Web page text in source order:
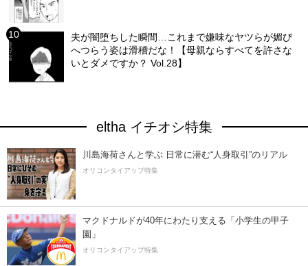
夫が闇堕ちした瞬間…これまで嫌味なヤツらが媚び
へつらう姿は滑稽だな！【母親ならすべてを許さな
いとダメですか？ Vol.28】
eltha イチオシ特集
川島海荷さんと学ぶ 日常に潜む“人身取引”のリアル
オリコンタイアップ特集
マクドナルドが40年にわたり支える「小学生の甲子
園」
オリコンタイアップ特集